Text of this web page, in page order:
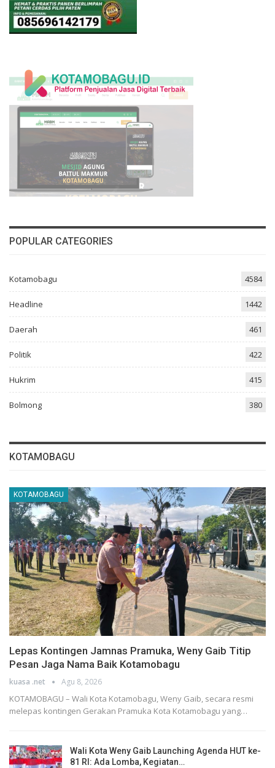
POPULAR CATEGORIES
Kotamobagu 4584
Headline 1442
Daerah 461
Politik 422
Hukrim 415
Bolmong 380
KOTAMOBAGU
KOTAMOBAGU
Lepas Kontingen Jamnas Pramuka, Weny Gaib Titip
Pesan Jaga Nama Baik Kotamobagu
kuasa .net Agu 8, 2026
KOTAMOBAGU – Wali Kota Kotamobagu, Weny Gaib, secara resmi
melepas kontingen Gerakan Pramuka Kota Kotamobagu yang…
Wali Kota Weny Gaib Launching Agenda HUT ke-
81 RI: Ada Lomba, Kegiatan…